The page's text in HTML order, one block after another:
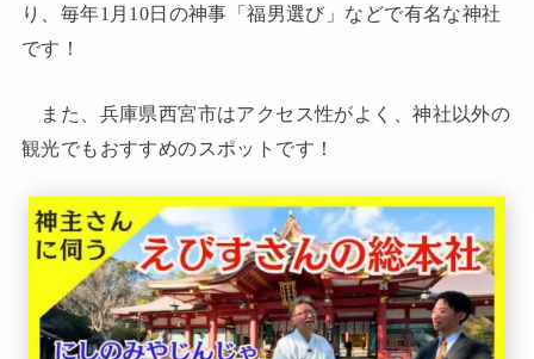
り、毎年1月10日の神事「福男選び」などで有名な神社
です！
また、兵庫県西宮市はアクセス性がよく、神社以外の
観光でもおすすめのスポットです！